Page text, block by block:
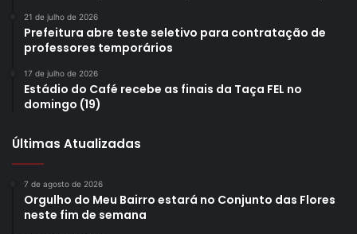
21 de julho de 2026
Prefeitura abre teste seletivo para contratação de
professores temporários
17 de julho de 2026
Estádio do Café recebe as finais da Taça FEL no
domingo (19)
Últimas Atualizadas
7 de agosto de 2026
Orgulho do Meu Bairro estará no Conjunto das Flores
neste fim de semana